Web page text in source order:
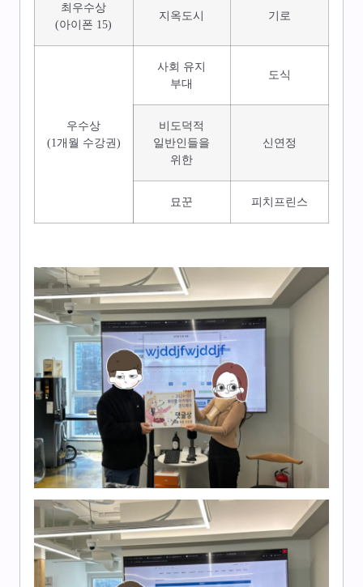
최우수상
(아이폰 15)
지옥도시 기로
우수상
(1개월 수강권)
사회 유지
부대
도식
비도덕적
일반인들을
위한
신연정
묘꾼 피치프린스